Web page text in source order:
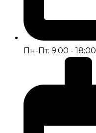
Пн-Пт: 9:00 - 18:00